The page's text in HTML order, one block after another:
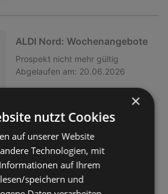
ALDI Nord: Wochenangebote
Prospekt nicht mehr gültig
Abgelaufen am: 20.06.2026
×
nutzt Cookies
auf unserer Website
Technologien, mit
auf Ihrem
speichern und